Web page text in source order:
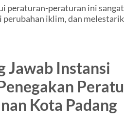
peraturan-peraturan ini
iklim, dan
Jawab Instansi
Kota Padang